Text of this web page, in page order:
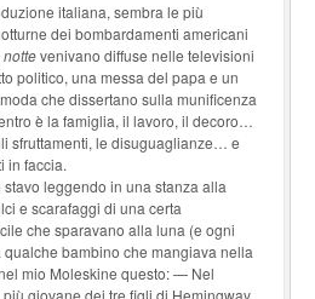
italiana, sembra le più
dei bombardamenti americani
venivano diffuse nelle televisioni
politico, una messa del papa e un
che dissertano sulla munificenza
è la famiglia, il lavoro, il decoro…
sfruttamenti, le disuguaglianze… e
in faccia.
leggendo in una stanza alla
e scarafaggi di una certa
che sparavano alla luna (e ogni
bambino che mangiava nella
mio Moleskine questo: — Nel